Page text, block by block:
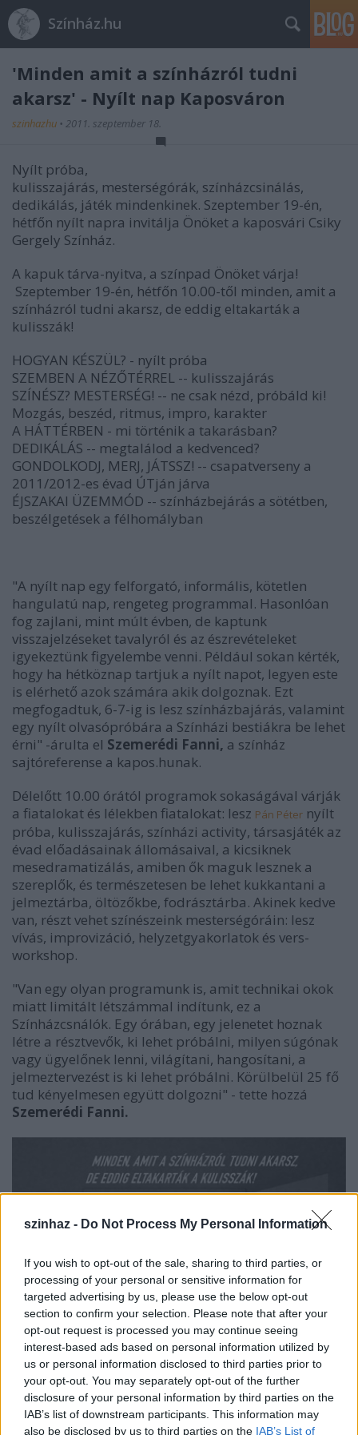
szinhaz - Do Not Process My Personal Information
If you wish to opt-out of the sale, sharing to third parties, or
processing of your personal or sensitive information for
targeted advertising by us, please use the below opt-out
section to confirm your selection. Please note that after your
opt-out request is processed you may continue seeing
interest-based ads based on personal information utilized by
us or personal information disclosed to third parties prior to
your opt-out. You may separately opt-out of the further
disclosure of your personal information by third parties on the
IAB’s list of downstream participants. This information may
also be disclosed by us to third parties on the IAB’s List of
Színház.hu
'Minden amit a színházról tudni
akarsz' - Nyílt nap Kaposváron
szinhazhu • 2011. szeptember 18.
Nyílt próba,
kulisszajárás, mesterségórák, színházcsinálás,
dedikálás, játék mindenkinek. Szeptember 19-én,
hétfőn nyílt napra invitálja Önöket a kaposvári Csiky
Gergely Színház.
A kapuk tárva-nyitva, a színpad Önöket várja!
Szeptember 19-én, hétfőn 10.00-től minden, amit a
színházról tudni akarsz, de eddig eltakarták a
kulisszák!
HOGYAN KÉSZÜL? - nyílt próba
SZEMBEN A NÉZŐTÉRREL -- kulisszajárás
SZÍNÉSZ? MESTERSÉG! -- ne csak nézd, próbáld ki!
Mozgás, beszéd, ritmus, impro, karakter
A HÁTTÉRBEN - mi történik a takarásban?
DEDIKÁLÁS -- megtalálod a kedvenced?
GONDOLKODJ, MERJ, JÁTSSZ! -- csapatverseny a
2011/2012-es évad ÚTján járva
ÉJSZAKAI ÜZEMMÓD -- színházbejárás a sötétben,
beszélgetések a félhomályban
"A nyílt nap egy felforgató, informális, kötetlen
hangulatú nap, rengeteg programmal. Hasonlóan
fog zajlani, mint múlt évben, de kaptunk
visszajelzéseket tavalyról és az észrevételeket
igyekeztünk figyelembe venni. Például sokan kérték,
hogy ha hétköznap tartjuk a nyílt napot, legyen este
is elérhető azok számára akik dolgoznak. Ezt
megfogadtuk, 6-7-ig is lesz színházbajárás, valamint
egy nyílt olvasópróbára a Színházi bestiákra be lehet
érni" -árulta el Szemerédi Fanni, a színház
sajtóreferense a kapos.hunak.
Délelőtt 10.00 órától programok sokaságával várják
a fiatalokat és lélekben fiatalokat: lesz Pán Péter nyílt
próba, kulisszajárás, színházi activity, társasjáték az
évad előadásainak állomásaival, a kicsiknek
mesedramatizálás, amiben ők maguk lesznek a
szereplők, és természetesen be lehet kukkantani a
jelmeztárba, öltözőkbe, fodrásztárba. Akinek kedve
van, részt vehet színészeink mesterségóráin: lesz
vívás, improvizáció, helyzetgyakorlatok és vers-
workshop.
"Van egy olyan programunk is, amit technikai okok
miatt limitált létszámmal indítunk, ez a
Színházcsnálók. Egy órában, egy jelenetet hoznak
létre a résztvevők, ki lehet próbálni, milyen súgónak
vagy ügyelőnek lenni, világítani, hangosítani, a
jelmeztervezést is ki lehet próbálni. Körülbelül 25 fő
tud kényelmesen együtt dolgozni" - tette hozzá
Szemerédi Fanni.